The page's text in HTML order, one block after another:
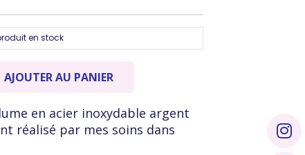
en stock
AJOUTER AU PANIER
en acier inoxydable argent
réalisé par mes soins dans